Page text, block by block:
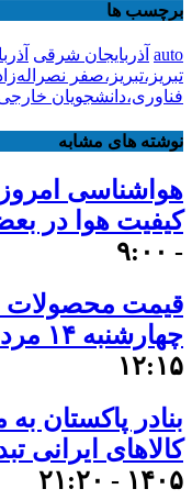
برچسب ها
auto آذربایجان شرقی
تبریز،تبریز،صفر
فناوری،دانشجویان
نوشته های مشابه
هواشناسی
کیفیت هوا در
- ۹:۰۰
قیمت محصولات
چهارشنبه ۱۴ مرداد ۱۴۰۵
۱۲:۱۵
بنادر پاکستان
کالاهای ایرانی
۱۴۰۵ - ۲۱:۲۰